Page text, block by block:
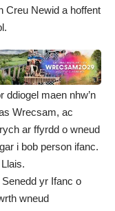
Creu Newid a hoffent
ddiogel maen nhw’n
Wrecsam, ac
ar ffyrdd o wneud
i bob person ifanc.
.
yr Ifanc o
wneud